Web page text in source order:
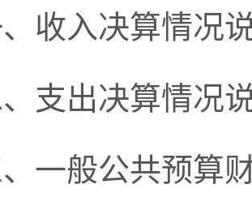
收入决算情况
支出决算情况
一般公共预算